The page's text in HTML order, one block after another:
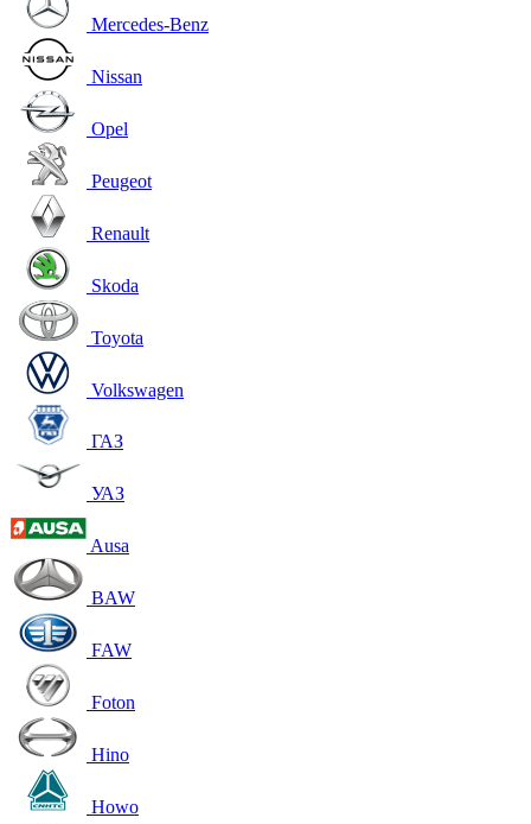
Mercedes-Benz
Nissan
Opel
Peugeot
Renault
Skoda
Toyota
Volkswagen
ГАЗ
УАЗ
Ausa
BAW
FAW
Foton
Hino
Howo